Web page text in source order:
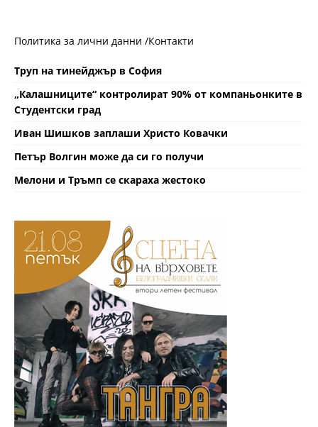
Политика за лични данни /Контакти
Труп на тинейджър в София
„Калашниците“ контролират 90% от компаньонките в
Студентски град
Иван Шишков заплаши Христо Ковачки
Петър Волгин може да си го получи
Мелони и Тръмп се скараха жестоко